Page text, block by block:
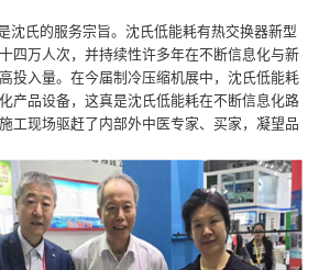
氏的服务宗旨。沈氏低能耗有热交换器新型
四万人次，并持续性许多年在不断信息化与新
投入量。在今届制冷压缩机展中，沈氏低能耗
产品设备，这真是沈氏低能耗在不断信息化路
工现场驱赶了内部外中医专家、买家，凝望品